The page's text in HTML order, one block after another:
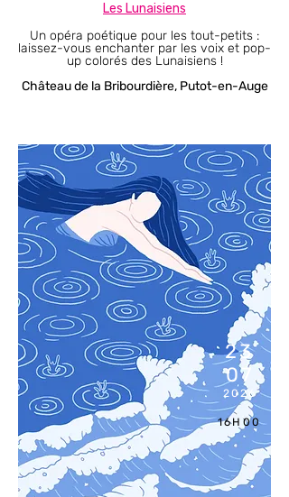
Les Lunaisiens​
Un opéra poétique pour les tout-petits :
laissez-vous enchanter par les voix et pop-
up colorés des Lunaisiens !
Château de la Bribourdière, Putot-en-Auge
16H00
23
07
2026